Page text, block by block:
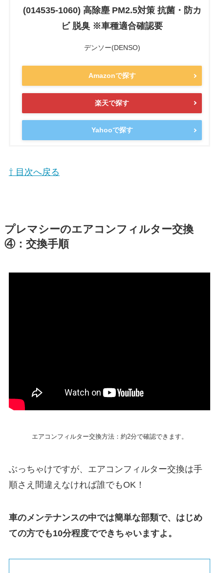
(014535-1060) 高除塵 PM2.5対策 抗菌・防カ
ビ 脱臭 ※車種適合確認要
デンソー(DENSO)
Amazonで探す
楽天で探す
Yahooで探す
⇧ 目次へ戻る
プレマシーのエアコンフィルター交換
④：交換手順
エアコンフィルター交換方法：約2分で確認できます。
ぶっちゃけですが、エアコンフィルター交換は手
順さえ間違えなければ誰でもOK！
車のメンテナンスの中では簡単な部類で、はじめ
ての方でも10分程度でできちゃいますよ。